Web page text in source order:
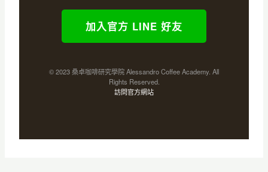
加入官方 LINE 好友
© 2023 桑卓咖啡研究學院 Alessandro Coffee Academy. All
Rights Reserved.
訪問官方網站